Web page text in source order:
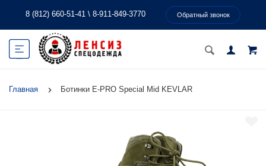
8 (812) 660-51-41 \ 8-911-849-3770 Обратный звонок
Главная Ботинки E-PRO Special Mid KEVLAR